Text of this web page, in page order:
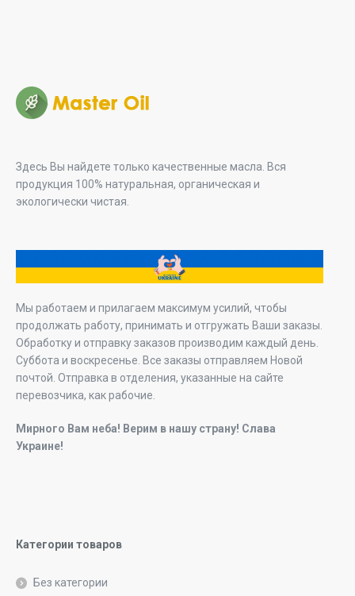
Здесь Вы найдете только качественные масла. Вся
продукция 100% натуральная, органическая и
экологически чистая.
Мы работаем и прилагаем максимум усилий, чтобы
продолжать работу, принимать и отгружать Ваши заказы.
Обработку и отправку заказов производим каждый день.
Суббота и воскресенье. Все заказы отправляем Новой
почтой. Отправка в отделения, указанные на сайте
перевозчика, как рабочие.
Мирного Вам неба! Верим в нашу страну! Слава
Украине!
Категории товаров
Без категории